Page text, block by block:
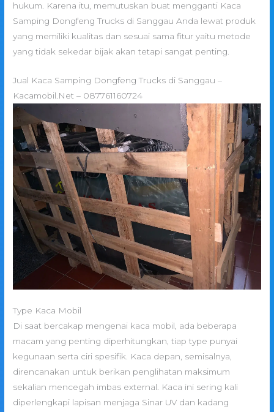
hukum. Karena itu, memutuskan buat mengganti Kaca
Samping Dongfeng Trucks di Sanggau Anda lewat produk
yang memiliki kualitas dan sesuai sama fitur yaitu metode
yang tidak sekedar bijak akan tetapi sangat penting.
Jual Kaca Samping Dongfeng Trucks di Sanggau –
Kacamobil.Net – 087761160724
Type Kaca Mobil
Di saat bercakap mengenai kaca mobil, ada beberapa
macam yang penting diperhitungkan, tiap type punyai
kegunaan serta ciri spesifik. Kaca depan, semisalnya,
direncanakan untuk berikan penglihatan maksimum
sekalian mencegah imbas external. Kaca ini sering kali
diperlengkapi lapisan menjaga Sinar UV dan kadang